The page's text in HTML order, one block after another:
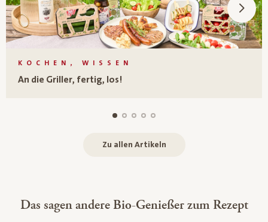
KOCHEN, WISSEN
An die Griller, fertig, los!
Zu allen Artikeln
Das sagen andere Bio-Genießer zum Rezept